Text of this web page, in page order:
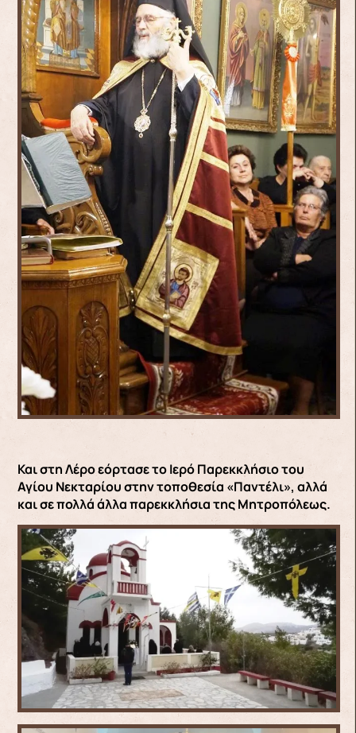
Και στη Λέρο εόρτασε το Ιερό Παρεκκλήσιο του
Αγίου Νεκταρίου στην τοποθεσία «Παντέλι», αλλά
και σε πολλά άλλα παρεκκλήσια της Μητροπόλεως.